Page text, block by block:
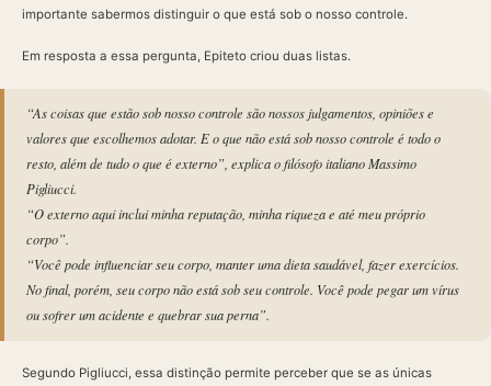
importante sabermos distinguir o que está sob o nosso controle.
Em resposta a essa pergunta, Epiteto criou duas listas.
“As coisas que estão sob nosso controle são nossos julgamentos, opiniões e
valores que escolhemos adotar. E o que não está sob nosso controle é todo o
resto, além de tudo o que é externo”, explica o filósofo italiano Massimo
Pigliucci.
“O externo aqui inclui minha reputação, minha riqueza e até meu próprio
corpo”.
“Você pode influenciar seu corpo, manter uma dieta saudável, fazer exercícios.
No final, porém, seu corpo não está sob seu controle. Você pode pegar um vírus
ou sofrer um acidente e quebrar sua perna”.
Segundo Pigliucci, essa distinção permite perceber que se as únicas